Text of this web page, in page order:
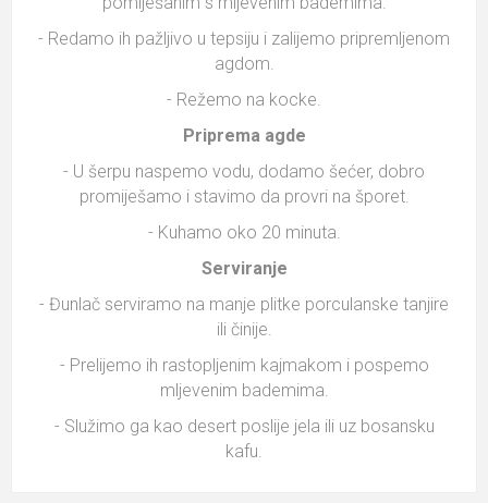
- Redamo ih pažljivo u tepsiju i zalijemo pripremljenom
agdom.
- Režemo na kocke.
Priprema agde
- U šerpu naspemo vodu, dodamo šećer, dobro
promiješamo i stavimo da provri na šporet.
- Kuhamo oko 20 minuta.
Serviranje
- Đunlač serviramo na manje plitke porculanske tanjire
ili činije.
- Prelijemo ih rastopljenim kajmakom i pospemo
mljevenim bademima.
- Služimo ga kao desert poslije jela ili uz bosansku
kafu.